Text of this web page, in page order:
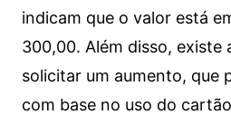
indicam que o valor está
300,00. Além disso, existe
solicitar um aumento, que
com base no uso do